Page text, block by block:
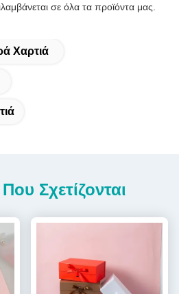
σε όλα τα προϊόντα μας.
Χαρτιά
Σχετίζονται